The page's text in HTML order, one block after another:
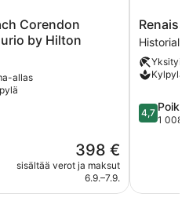
Corendon
by Hilton
allas
Hinta
on
398 €
398 €
sisältää verot ja maksut
6.9.–7.9.
Wind
Creek
Curacao
Resort
keskusta
Kylpylä
4.7
kautta
4,7
1 008